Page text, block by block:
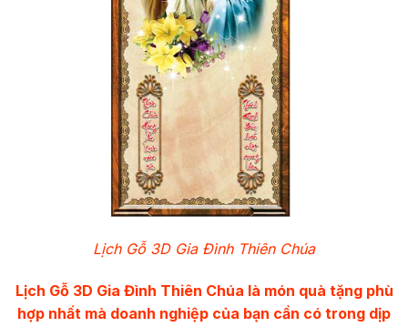
Lịch Gỗ 3D Gia Đình Thiên Chúa
Lịch Gỗ 3D Gia Đình Thiên Chúa là món quà tặng phù
hợp nhất mà doanh nghiệp của bạn cần có trong dịp